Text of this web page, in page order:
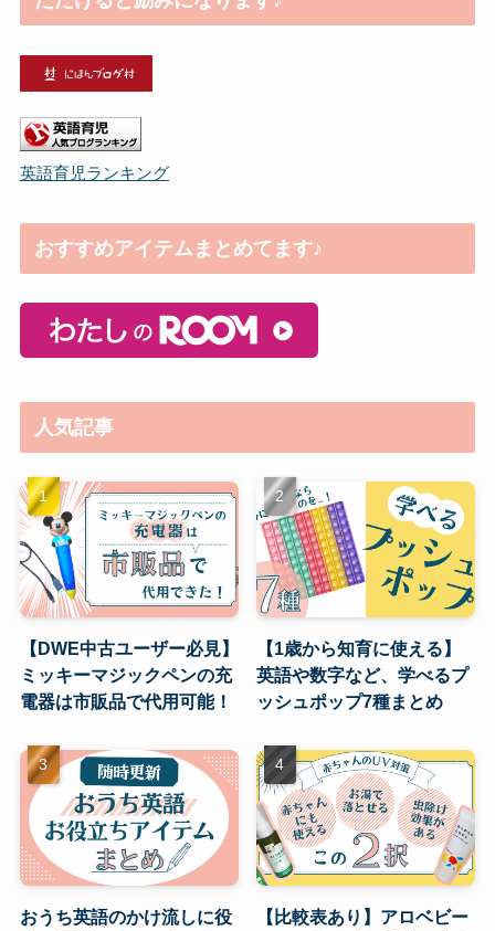
英語育児ランキング
おすすめアイテムまとめてます♪
人気記事
【DWE中古ユーザー必見】
ミッキーマジックペンの充
電器は市販品で代用可能！
【1歳から知育に使える】
英語や数字など、学べるプ
ッシュポップ7種まとめ
おうち英語のかけ流しに役
【比較表あり】アロベビー